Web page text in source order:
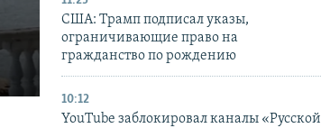
США: Трамп подписал указы,
ограничивающие право на
гражданство по рождению
10:12
YouTube заблокировал каналы «Русской